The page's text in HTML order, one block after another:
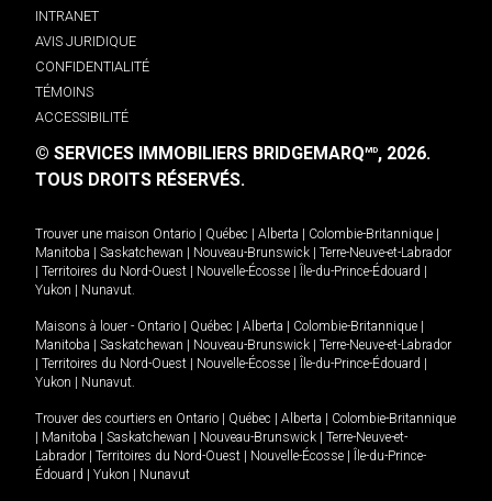
INTRANET
AVIS JURIDIQUE
CONFIDENTIALITÉ
TÉMOINS
ACCESSIBILITÉ
© SERVICES IMMOBILIERS BRIDGEMARQMD, 2026.
TOUS DROITS RÉSERVÉS.
Trouver une maison Ontario | Québec | Alberta | Colombie-Britannique |
Manitoba | Saskatchewan | Nouveau-Brunswick | Terre-Neuve-et-Labrador
| Territoires du Nord-Ouest | Nouvelle-Écosse | Île-du-Prince-Édouard |
Yukon | Nunavut
Maisons à louer - Ontario | Québec | Alberta | Colombie-Britannique |
Manitoba | Saskatchewan | Nouveau-Brunswick | Terre-Neuve-et-Labrador
| Territoires du Nord-Ouest | Nouvelle-Écosse | Île-du-Prince-Édouard |
Yukon | Nunavut
Trouver des courtiers en Ontario | Québec | Alberta | Colombie-Britannique
| Manitoba | Saskatchewan | Nouveau-Brunswick | Terre-Neuve-et-
Labrador | Territoires du Nord-Ouest | Nouvelle-Écosse | Île-du-Prince-
Édouard | Yukon | Nunavut